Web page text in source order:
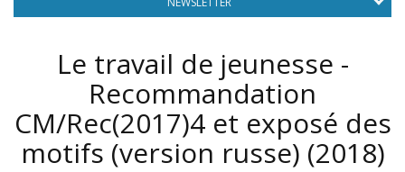
Le travail de jeunesse -
Recommandation
CM/Rec(2017)4 et exposé des
motifs (version russe) (2018)